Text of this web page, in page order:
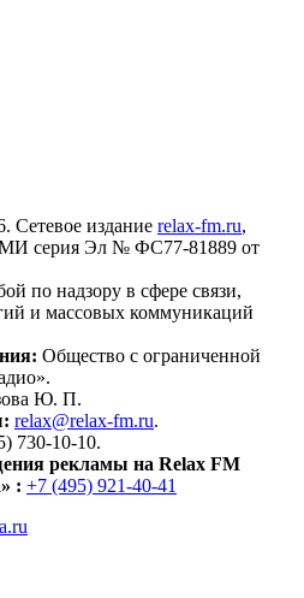
издание relax-fm.ru,
серия Эл № ФС77-81889 от
по надзору в сфере связи,
и массовых коммуникаций
Общество с ограниченной
Ю. П.
relax@relax-fm.ru.
730-10-10.
рекламы на Relax FM
: +7 (495) 921-40-41